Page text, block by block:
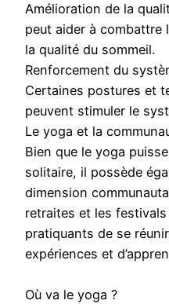
Amélioration de la
peut aider à combattre
la qualité du sommeil.
Renforcement du
Certaines postures et
peuvent stimuler le
Le yoga et la
Bien que le yoga
solitaire, il possède
dimension
retraites et les
pratiquants de se
expériences et
Où va le yoga ?